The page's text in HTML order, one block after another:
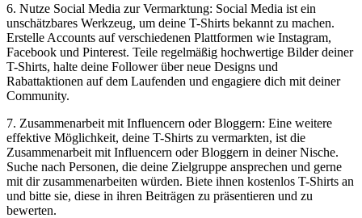
6. Nutze Social Media zur Vermarktung: Social Media ist ein
unschätzbares Werkzeug, um deine T-Shirts bekannt zu machen.
Erstelle Accounts auf verschiedenen Plattformen wie Instagram,
Facebook und Pinterest. Teile regelmäßig hochwertige Bilder deiner
T-Shirts, halte deine Follower über neue Designs und
Rabattaktionen auf dem Laufenden und engagiere dich mit deiner
Community.
7. Zusammenarbeit mit Influencern oder Bloggern: Eine weitere
effektive Möglichkeit, deine T-Shirts zu vermarkten, ist die
Zusammenarbeit mit Influencern oder Bloggern in deiner Nische.
Suche nach Personen, die deine Zielgruppe ansprechen und gerne
mit dir zusammenarbeiten würden. Biete ihnen kostenlos T-Shirts an
und bitte sie, diese in ihren Beiträgen zu präsentieren und zu
bewerten.